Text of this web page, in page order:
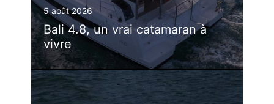
5 août 2026
Bali 4.8, un vrai catamaran à
vivre